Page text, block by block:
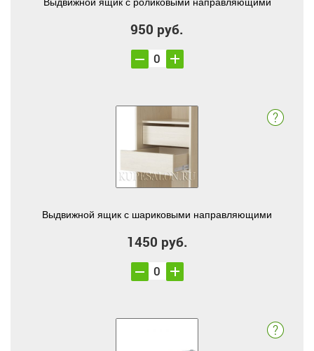
950 руб.
Выдвижной ящик с шариковыми направляющими
1450 руб.